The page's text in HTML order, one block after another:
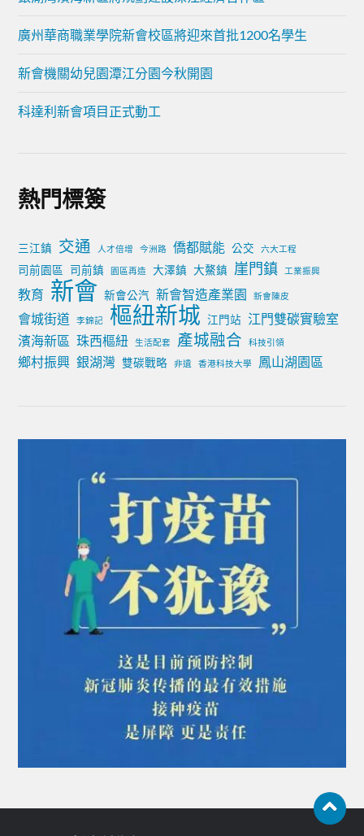
廣州華商職業學院新會校區將迎來首批1200名學生
新會機關幼兒園潭江分園今秋開園
科達利新會項目正式動工
熱門標簽
三江鎮 交通 人才倍增 今洲路 僑都賦能 公交 六大工程
司前園區 司前鎮 園區再造 大澤鎮 大鰲鎮 崖門鎮 工業振興
教育 新會 新會公汽 新會智造產業園 新會陳皮
會城街道 李錦記 樞紐新城 江門站
江門雙碳實驗室
濱海新區 珠西樞紐 生活配套 產城融合 科技引領
鄉村振興 銀湖灣 雙碳戰略 非遺 香港科技大學 鳳山湖園區